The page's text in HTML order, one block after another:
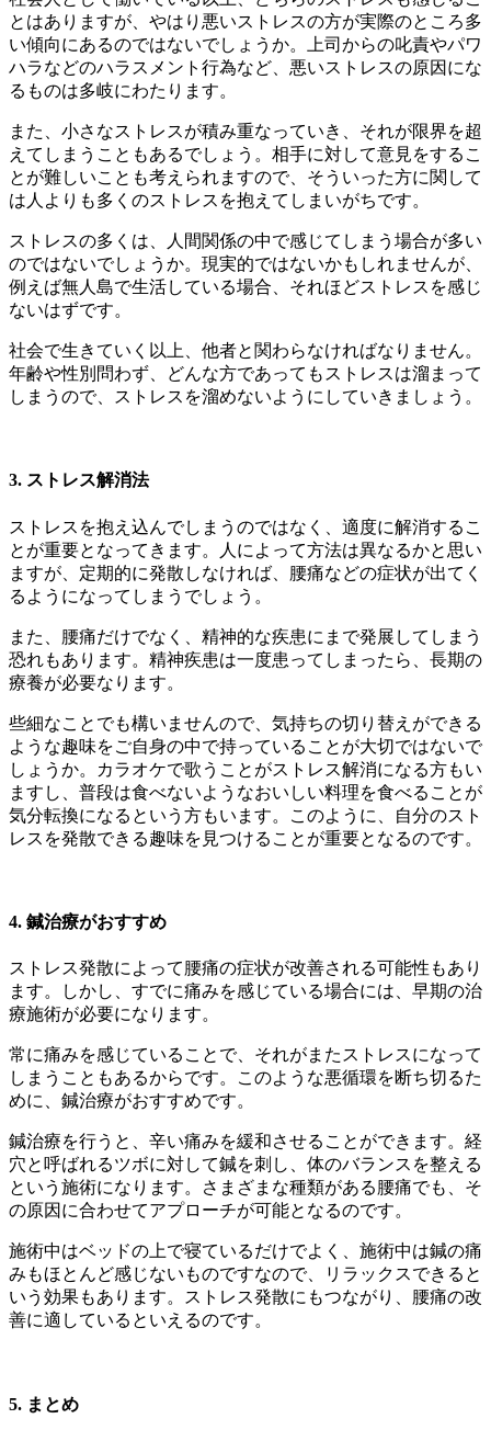
とはありますが、やはり悪いストレスの方が実際のところ多
い傾向にあるのではないでしょうか。上司からの叱責やパワ
ハラなどのハラスメント行為など、悪いストレスの原因にな
るものは多岐にわたります。
また、小さなストレスが積み重なっていき、それが限界を超
えてしまうこともあるでしょう。相手に対して意見をするこ
とが難しいことも考えられますので、そういった方に関して
は人よりも多くのストレスを抱えてしまいがちです。
ストレスの多くは、人間関係の中で感じてしまう場合が多い
のではないでしょうか。現実的ではないかもしれませんが、
例えば無人島で生活している場合、それほどストレスを感じ
ないはずです。
社会で生きていく以上、他者と関わらなければなりません。
年齢や性別問わず、どんな方であってもストレスは溜まって
しまうので、ストレスを溜めないようにしていきましょう。
3. ストレス解消法
ストレスを抱え込んでしまうのではなく、適度に解消するこ
とが重要となってきます。人によって方法は異なるかと思い
ますが、定期的に発散しなければ、腰痛などの症状が出てく
るようになってしまうでしょう。
また、腰痛だけでなく、精神的な疾患にまで発展してしまう
恐れもあります。精神疾患は一度患ってしまったら、長期の
療養が必要なります。
些細なことでも構いませんので、気持ちの切り替えができる
ような趣味をご自身の中で持っていることが大切ではないで
しょうか。カラオケで歌うことがストレス解消になる方もい
ますし、普段は食べないようなおいしい料理を食べることが
気分転換になるという方もいます。このように、自分のスト
レスを発散できる趣味を見つけることが重要となるのです。
4. 鍼治療がおすすめ
ストレス発散によって腰痛の症状が改善される可能性もあり
ます。しかし、すでに痛みを感じている場合には、早期の治
療施術が必要になります。
常に痛みを感じていることで、それがまたストレスになって
しまうこともあるからです。このような悪循環を断ち切るた
めに、鍼治療がおすすめです。
鍼治療を行うと、辛い痛みを緩和させることができます。経
穴と呼ばれるツボに対して鍼を刺し、体のバランスを整える
という施術になります。さまざまな種類がある腰痛でも、そ
の原因に合わせてアプローチが可能となるのです。
施術中はベッドの上で寝ているだけでよく、施術中は鍼の痛
みもほとんど感じないものですなので、リラックスできると
いう効果もあります。ストレス発散にもつながり、腰痛の改
善に適しているといえるのです。
5. まとめ